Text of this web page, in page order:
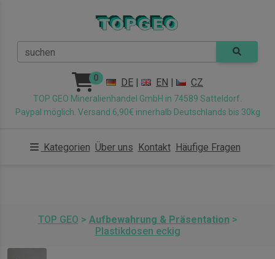
suchen
0 DE | EN | CZ
TOP GEO Mineralienhandel GmbH in 74589 Satteldorf.
Paypal möglich. Versand 6,90€ innerhalb Deutschlands bis 30kg
Kategorien Über uns Kontakt Häufige Fragen
TOP GEO > Aufbewahrung & Präsentation >
Plastikdosen eckig